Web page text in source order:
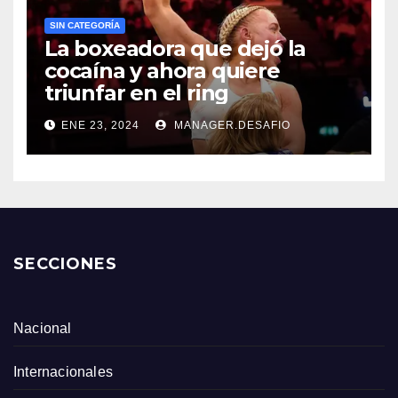
SIN CATEGORÍA
La boxeadora que dejó la
cocaína y ahora quiere
triunfar en el ring​
ENE 23, 2024 MANAGER.DESAFIO
SECCIONES
Nacional
Internacionales